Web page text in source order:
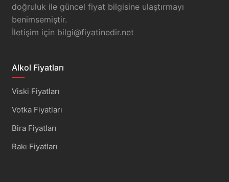
doğruluk ile güncel fiyat bilgisine ulaştırmayı
benimsemiştir.
İletişim için bilgi@fiyatinedir.net
Alkol Fiyatları
Viski Fiyatları
Votka Fiyatları
Bira Fiyatları
Rakı Fiyatları